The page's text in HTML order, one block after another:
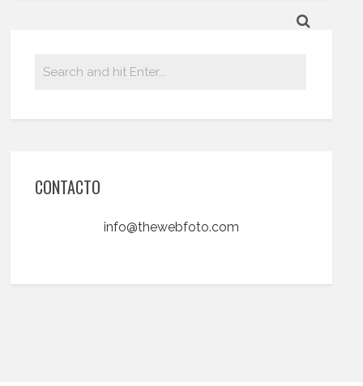
CONTACTO
info@thewebfoto.com